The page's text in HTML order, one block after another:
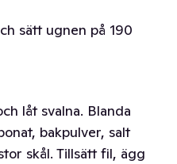
sätt ugnen på 190
låt svalna. Blanda
bakpulver, salt
skål. Tillsätt fil, ägg